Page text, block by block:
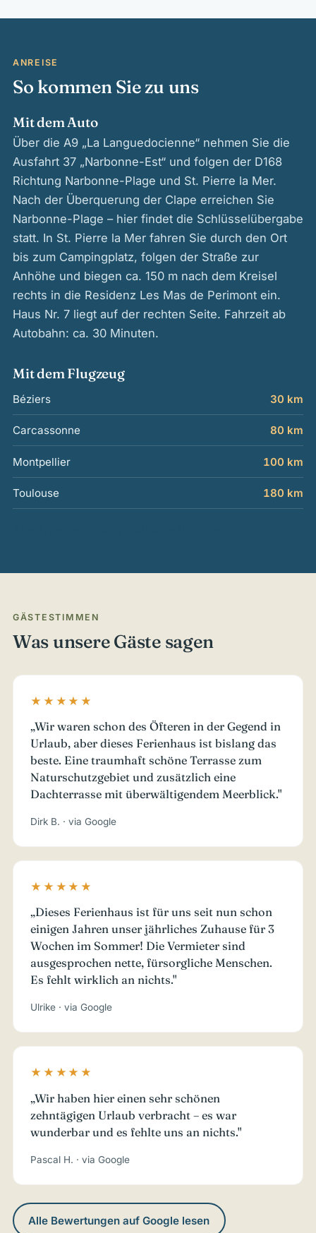
ANREISE
So kommen Sie zu uns
Mit dem Auto
Über die A9 „La Languedocienne“ nehmen Sie die
Ausfahrt 37 „Narbonne-Est“ und folgen der D168
Richtung Narbonne-Plage und St. Pierre la Mer.
Nach der Überquerung der Clape erreichen Sie
Narbonne-Plage – hier findet die Schlüsselübergabe
statt. In St. Pierre la Mer fahren Sie durch den Ort
bis zum Campingplatz, folgen der Straße zur
Anhöhe und biegen ca. 150 m nach dem Kreisel
rechts in die Residenz Les Mas de Perimont ein.
Haus Nr. 7 liegt auf der rechten Seite. Fahrzeit ab
Autobahn: ca. 30 Minuten.
Mit dem Flugzeug
Béziers 30 km
Carcassonne 80 km
Montpellier 100 km
Toulouse 180 km
GÄSTESTIMMEN
Was unsere Gäste sagen
★★★★★
„Wir waren schon des Öfteren in der Gegend in
Urlaub, aber dieses Ferienhaus ist bislang das
beste. Eine traumhaft schöne Terrasse zum
Naturschutzgebiet und zusätzlich eine
Dachterrasse mit überwältigendem Meerblick."
Dirk B. · via Google
★★★★★
„Dieses Ferienhaus ist für uns seit nun schon
einigen Jahren unser jährliches Zuhause für 3
Wochen im Sommer! Die Vermieter sind
ausgesprochen nette, fürsorgliche Menschen.
Es fehlt wirklich an nichts."
Ulrike · via Google
★★★★★
„Wir haben hier einen sehr schönen
zehntägigen Urlaub verbracht – es war
wunderbar und es fehlte uns an nichts."
Pascal H. · via Google
Alle Bewertungen auf Google lesen